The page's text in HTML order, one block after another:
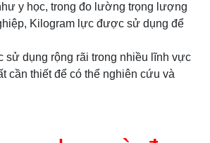
y học, trong đo lường trọng lượng
Kilogram lực được sử dụng để
dụng rộng rãi trong nhiều lĩnh vực
cần thiết để có thể nghiên cứu và